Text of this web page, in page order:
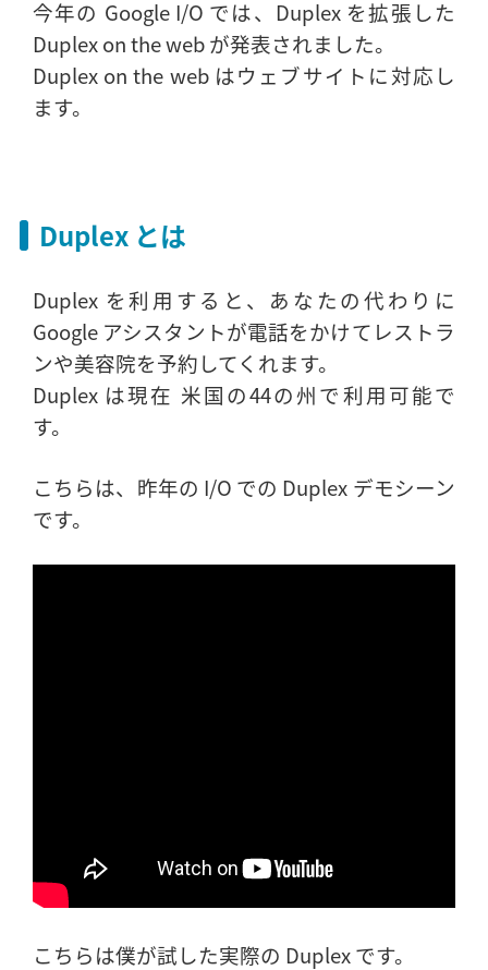
今年の Google I/O では、Duplex を拡張した
Duplex on the web が発表されました。
Duplex on the web はウェブサイトに対応し
ます。
Duplex とは
Duplex を利用すると、あなたの代わりに
Google アシスタントが電話をかけてレストラ
ンや美容院を予約してくれます。
Duplex は現在 米国の44の州で利用可能で
す。
こちらは、昨年の I/O での Duplex デモシーン
です。
こちらは僕が試した実際の Duplex です。